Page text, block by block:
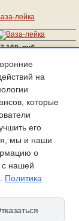
лейка
160 руб.
Ученик
610 руб.
качалка белая
630 руб.
на
которые
его
мы и наши
о
с нашей
Политика